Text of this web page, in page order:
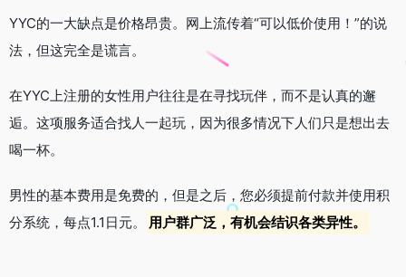
YYC的一大缺点是价格昂贵。网上流传着“可以低价使用！”的说
法，但这完全是谎言。
在YYC上注册的女性用户往往是在寻找玩伴，而不是认真的邂
逅。这项服务适合找人一起玩，因为很多情况下人们只是想出去
喝一杯。
男性的基本费用是免费的，但是之后，您必须提前付款并使用积
分系统，每点1.1日元。
用户群广泛，有机会结识各类异性。